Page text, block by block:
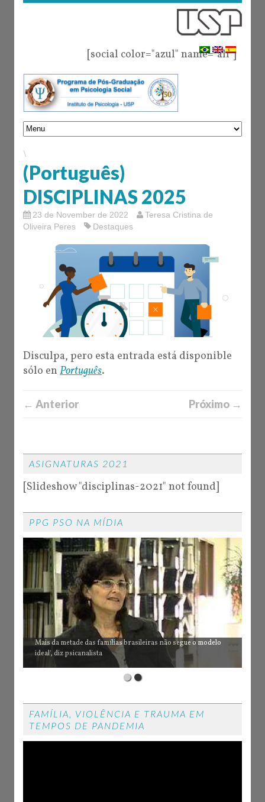
[social color="azul" name="all"]
\
(Português)
DISCIPLINAS 2025
23 de November de 2022
Teresa Cristina de
Oliveira Peres
Destaques
Disculpa, pero esta entrada está disponible
sólo en Português.
← Anterior Próximo →
ASIGNATURAS 2021
[Slideshow "disciplinas-2021" not found]
PPG PSO NA MÍDIA
Mais da metade das famílias brasileiras não segue o modelo
ideal', diz psicanalista
FAMÍLIA, VIOLÊNCIA E TRAUMA EM
TEMPOS DE PANDEMIA